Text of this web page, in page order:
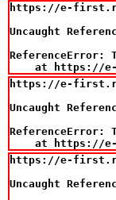
https://e-first.ru/
Uncaught
ReferenceError:
at https://
https://e-first.ru/
Uncaught
ReferenceError:
at https://
https://e-first.ru/
Uncaught